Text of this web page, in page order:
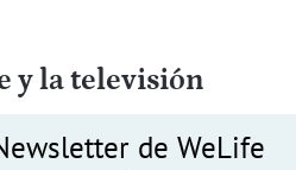
y la televisión
de WeLife